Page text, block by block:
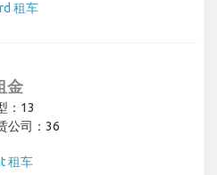
租车
金
：13
公司：36
租车